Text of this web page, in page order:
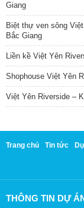
Giang
Biệt thự ven sông
Bắc Giang
Liền kề Việt Yên
Shophouse Việt Yên
Việt Yên Riverside –
Trang chủ Tin tức
THÔNG TIN DỰ